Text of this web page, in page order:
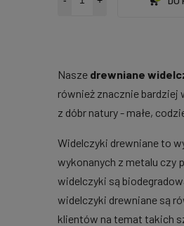
Nasze drewniane
również znacznie
z dóbr natury - małe,
Widelczyki drewniane to
wykonanych z metalu czy
widelczyki są
widelczyki drewniane są
klientów na temat takich